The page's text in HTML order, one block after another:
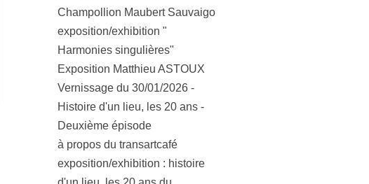
Champollion Maubert Sauvaigo
exposition/exhibition "
Harmonies singulières"
Exposition Matthieu ASTOUX
Vernissage du 30/01/2026 -
Histoire d'un lieu, les 20 ans -
Deuxième épisode
à propos du transartcafé
exposition/exhibition : histoire